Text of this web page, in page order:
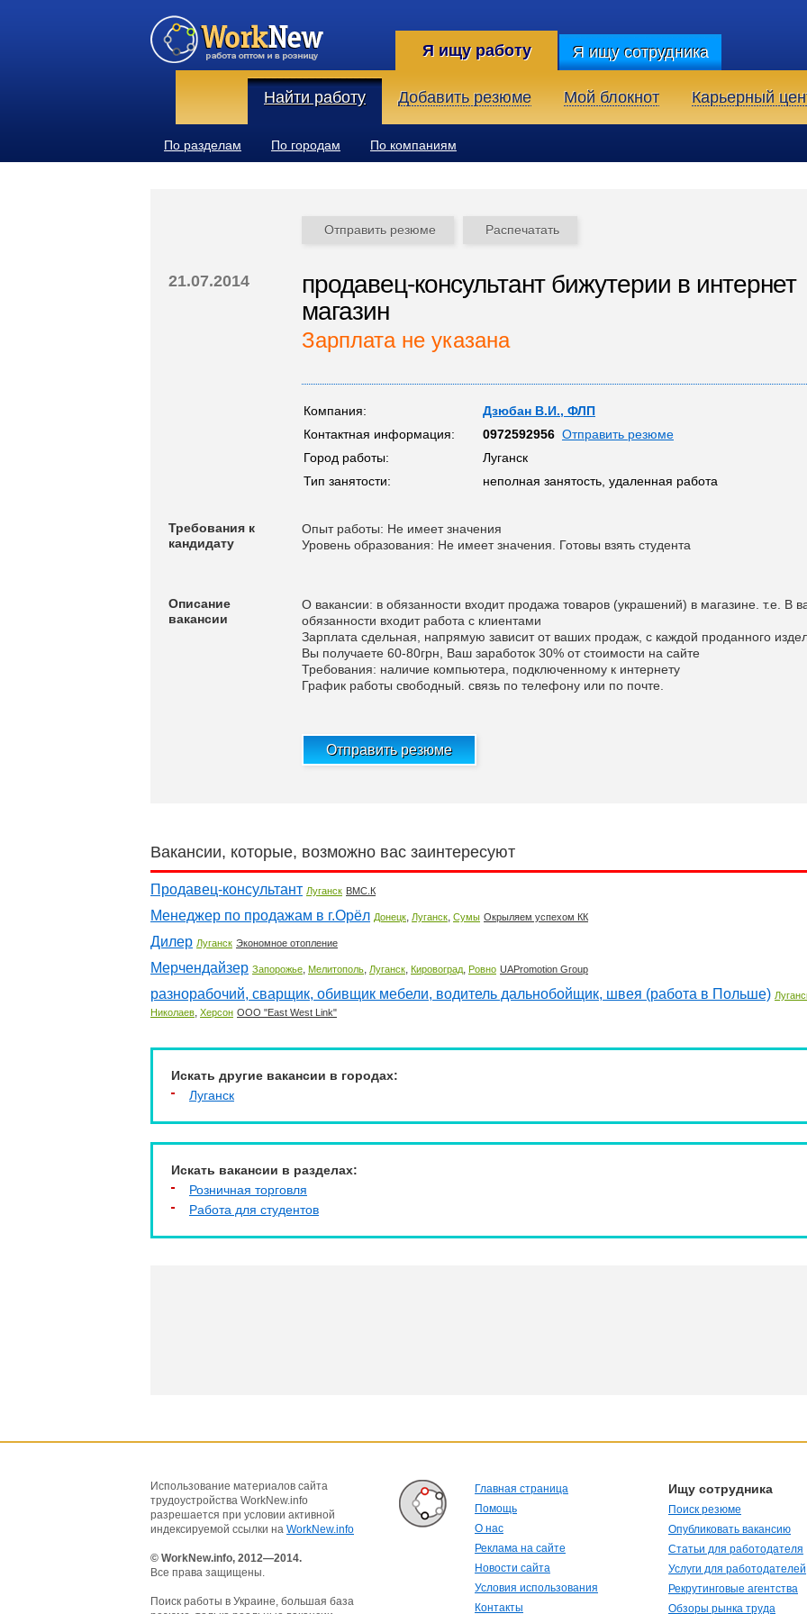
Я ищу работу Я ищу сотрудника
Найти работу Добавить резюме Мой блокнот Карьерный
По разделам По городам По компаниям
Отправить резюме Распечатать
21.07.2014
продавец-консультант бижутерии в интернет
магазин
Зарплата не указана
Компания:
Дзюбан В.И., ФЛП
Контактная информация:
0972592956 Отправить резюме
Город работы:
Луганск
Тип занятости:
неполная занятость, удаленная работа
Требования к
кандидату
Опыт работы: Не имеет значения
Уровень образования: Не имеет значения. Готовы взять студента
Описание
вакансии
О вакансии: в обязанности входит продажа товаров (украшений) в магазине. т.е. В
обязанности входит работа с клиентами
Зарплата сдельная, напрямую зависит от ваших продаж, с каждой проданного
Вы получаете 60-80грн, Ваш заработок 30% от стоимости на сайте
Требования: наличие компьютера, подключенному к интернету
График работы свободный. связь по телефону или по почте.
Отправить резюме
Вакансии, которые, возможно вас заинтересуют
Продавец-консультант Луганск ВМС.К
Менеджер по продажам в г.Орёл Донецк, Луганск, Сумы Окрыляем успехом КК
Дилер Луганск Экономное отопление
Мерчендайзер Запорожье, Мелитополь, Луганск, Кировоград, Ровно UAPromotion Group
разнорабочий, сварщик, обивщик мебели, водитель дальнобойщик, швея (работа в Польше)
Николаев, Херсон OOO "East West Link"
Искать другие вакансии в городах:
Луганск
Искать вакансии в разделах:
Розничная торговля
Работа для студентов
Использование материалов сайта
трудоустройства WorkNew.info
разрешается при условии активной
индексируемой ссылки на WorkNew.info
© WorkNew.info, 2012—2014.
Все права защищены.
Поиск работы в Украине, большая база
Главная страница
Помощь
О нас
Реклама на сайте
Новости сайта
Условия использования
Контакты
Ищу сотрудника
Поиск резюме
Опубликовать вакансию
Статьи для работодателя
Услуги для работодателей
Рекрутинговые агентства
Обзоры рынка труда